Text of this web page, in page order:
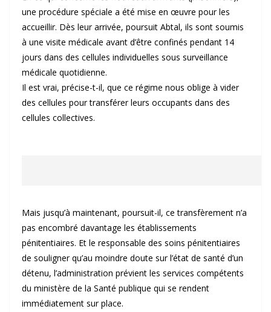
une procédure spéciale a été mise en œuvre pour les
accueillir. Dès leur arrivée, poursuit Abtal, ils sont soumis
à une visite médicale avant d’être confinés pendant 14
jours dans des cellules individuelles sous surveillance
médicale quotidienne.
Il est vrai, précise-t-il, que ce régime nous oblige à vider
des cellules pour transférer leurs occupants dans des
cellules collectives.
Mais jusqu’à maintenant, poursuit-il, ce transfèrement n’a
pas encombré davantage les établissements
pénitentiaires. Et le responsable des soins pénitentiaires
de souligner qu’au moindre doute sur l’état de santé d’un
détenu, l’administration prévient les services compétents
du ministère de la Santé publique qui se rendent
immédiatement sur place.